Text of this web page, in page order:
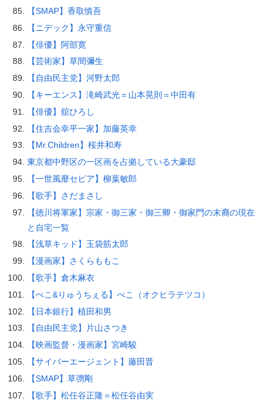
【SMAP】香取慎吾
【ニデック】永守重信
【俳優】阿部寛
【芸術家】草間彌生
【自由民主党】河野太郎
【キーエンス】滝崎武光＝山本晃則＝中田有
【俳優】舘ひろし
【住吉会幸平一家】加藤英幸
【Mr.Children】桜井和寿
東京都中野区の一区画を占拠している大豪邸
【一世風靡セピア】柳葉敏郎
【歌手】さだまさし
【徳川将軍家】宗家・御三家・御三卿・御家門の末裔の現在
と自宅一覧
【浅草キッド】玉袋筋太郎
【漫画家】さくらももこ
【歌手】倉木麻衣
【ぺこ&りゅうちぇる】ぺこ（オクヒラテツコ）
【日本銀行】植田和男
【自由民主党】片山さつき
【映画監督・漫画家】宮崎駿
【サイバーエージェント】藤田晋
【SMAP】草彅剛
【歌手】松任谷正隆＝松任谷由実